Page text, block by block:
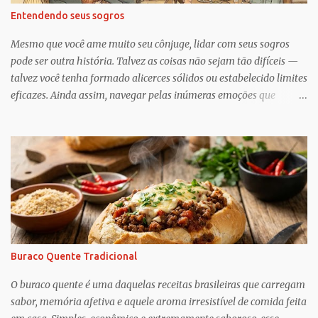
Entendendo seus sogros
Mesmo que você ame muito seu cônjuge, lidar com seus sogros
pode ser outra história. Talvez as coisas não sejam tão difíceis —
talvez você tenha formado alicerces sólidos ou estabelecido limites
eficazes. Ainda assim, navegar pelas inúmeras emoções que
professor da Escola de Serviço Social da Universidade de
Maryland. Greif é coautor de In-Law Relationships: Mothers,
Daughters, Fathers, and Sons , para o qual ele e o coautor Michael
Wooley, PhD, MSW, DCSW, entrevistaram mais de 1.500 sogros
para compartilhar como esses relacionamentos, embora às vezes
complicados, também pode ser gratificante e
reconfortante. Embora a cultura popular e as narrativas sociais
nos façam acreditar que os relacionamentos familiares dão muito
trabalho para manter e podem ser confusos (quem assistiu The
Undoing ?), o que Greif descobriu é mais esperançoso:...
Buraco Quente Tradicional
O buraco quente é uma daquelas receitas brasileiras que carregam
sabor, memória afetiva e aquele aroma irresistível de comida feita